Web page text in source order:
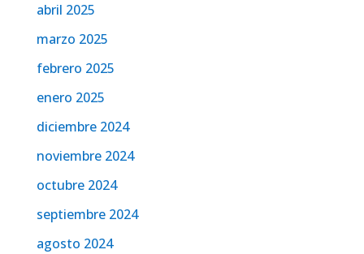
abril 2025
marzo 2025
febrero 2025
enero 2025
diciembre 2024
noviembre 2024
octubre 2024
septiembre 2024
agosto 2024